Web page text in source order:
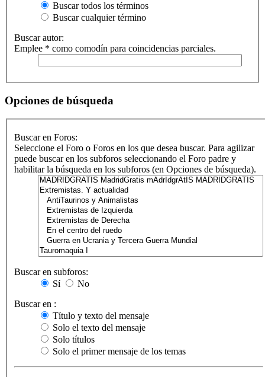
Buscar todos los términos
Buscar cualquier término
Buscar autor:
Emplee * como comodín para coincidencias parciales.
Opciones de búsqueda
Buscar en Foros:
Seleccione el Foro o Foros en los que desea buscar. Para agilizar
puede buscar en los subforos seleccionando el Foro padre y
habilitar la búsqueda en los subforos (en Opciones de búsqueda).
Buscar en subforos:
Sí
No
Buscar en :
Título y texto del mensaje
Solo el texto del mensaje
Solo títulos
Solo el primer mensaje de los temas